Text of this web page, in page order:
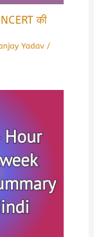
की
Yadav /